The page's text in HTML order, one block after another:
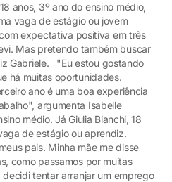
anos, 3º ano do ensino médio,
vaga de estágio ou jovem
expectativa positiva em três
Mas pretendo também buscar
Gabriele. "Eu estou gostando
há muitas oportunidades.
ano é uma boa experiência
argumenta Isabelle
médio. Já Giulia Bianchi, 18
de estágio ou aprendiz.
pais. Minha mãe me disse
como passamos por muitas
tentar arranjar um emprego